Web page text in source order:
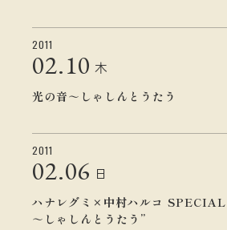
2011
02.10 木
光の音～しゃしんとうたう
2011
02.06 日
ハナレグミ×中村ハルコ
～しゃしんとうたう”